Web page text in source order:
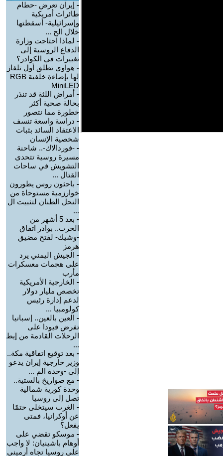
- إيران تعرض -حطام
طائرات أمريكية
وإسرائيلية- أسقطتها
خلال الح ...
- لماذا احتاجت وزارة
الدفاع الروسية إلى
تغييرات في الكوادر؟
- هواوي تطلق أول تلفاز
لها بإضاءة خلفية RGB
MiniLED
- أمراض اللثة قد تنذر
بحالة صحية أكثر
خطورة مما نتصور
- دراسة واسعة تنسف
الاعتقاد السائد بثبات
شخصية الإنسان
- -فوردالاك-.. شاحنة
مسيرة روسية تتحدى
التشويش في ساحات
القتال ...
- باحثون روس يطورون
خوارزمية مستوحاة من
النحل الطنان لتثبيت ال
...
-
بعد 5 أشهر من
الحرب.. بوادر اتفاق
-وشيك- لفتح مضيق
هرمز
- الجيش اليمني يرد
على هجمات معسكرات
مأرب
- الخارجية الأمريكية
تخصص مليار دولار
لدعم إدارة رئيس
كولومبيا ...
- العين بالعين.. إسبانيا
تفرض قيودا على
الرحلات القادمة من إيط
...
- بعد توقيع اتفاقية مكة..
وزير خارجية إيران يدعو
إلى -وحدة الم ...
- مع صواريخ بالستية..
وحدة كورية شمالية
تصل إلى روسيا
- الغرب سيتخلى حتمًا
عن أوكرانيا، فمتى
يفعل؟
- موسكو تقضي على
أوهام باشينيان: لا واجب
على روسيا تجاه أرميني